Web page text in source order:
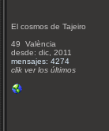
El cosmos de Tajeiro
49 València
desde: dic, 2011
mensajes: 4274
clik ver los últimos